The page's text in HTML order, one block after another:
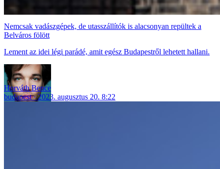
Nemcsak vadászgépek, de utasszállítók is alacsonyan repültek a
Belváros fölött
Lement az idei légi parádé, amit egész Budapestről lehetett hallani.
Horváth Bence
budapest
2023. augusztus 20. 8:22